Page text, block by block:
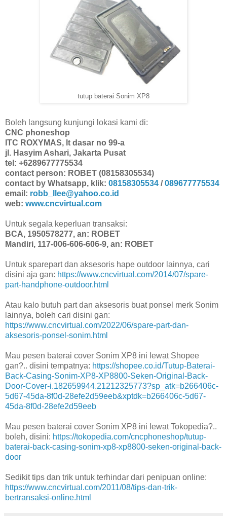
tutup baterai Sonim XP8
Boleh langsung kunjungi lokasi kami di:
CNC phoneshop
ITC ROXYMAS, lt dasar no 99-a
jl. Hasyim Ashari, Jakarta Pusat
tel: +6289677775534
contact person: ROBET (08158305534)
contact by Whatsapp, klik: 08158305534 /089677775534
email: robb_llee@yahoo.co.id
web: www.cncvirtual.com
Untuk segala keperluan transaksi:
BCA, 1950578277, an: ROBET
Mandiri, 117-006-606-606-9, an: ROBET
Untuk sparepart dan aksesoris hape outdoor lainnya, cari
disini aja gan: https://www.cncvirtual.com/2014/07/spare-
part-handphone-outdoor.html
Atau kalo butuh part dan aksesoris buat ponsel merk Sonim
lainnya, boleh cari disini gan:
https://www.cncvirtual.com/2022/06/spare-part-dan-
aksesoris-ponsel-sonim.html
Mau pesen baterai cover Sonim XP8 ini lewat Shopee
gan?.. disini tempatnya: https://shopee.co.id/Tutup-Baterai-
Back-Casing-Sonim-XP8-XP8800-Seken-Original-Back-
Door-Cover-i.182659944.21212325773?sp_atk=b266406c-
5d67-45da-8f0d-28efe2d59eeb&xptdk=b266406c-5d67-
45da-8f0d-28efe2d59eeb
Mau pesen baterai cover Sonim XP8 ini lewat Tokopedia?..
boleh, disini: https://tokopedia.com/cncphoneshop/tutup-
baterai-back-casing-sonim-xp8-xp8800-seken-original-back-
door
Sedikit tips dan trik untuk terhindar dari penipuan online:
https://www.cncvirtual.com/2011/08/tips-dan-trik-
bertransaksi-online.html